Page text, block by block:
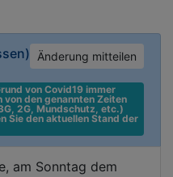
Änderung mitteilen
von Covid19 immer
den genannten Zeiten
2G, Mundschutz, etc.)
Sie den aktuellen Stand der
am Sonntag dem